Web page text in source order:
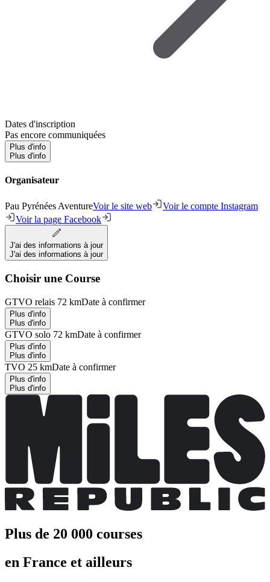
Dates d'inscription
Pas encore communiquées
Plus d'info
Plus d'info
Organisateur
Pau Pyrénées AventureVoir le site web
Voir le compte Instagram
Voir la page Facebook
J'ai des informations à jour
J'ai des informations à jour
Choisir une Course
GTVO relais 72 kmDate à confirmer
Plus d'info
Plus d'info
GTVO solo 72 kmDate à confirmer
Plus d'info
Plus d'info
TVO 25 kmDate à confirmer
Plus d'info
Plus d'info
Plus de 20 000 courses
en France et ailleurs